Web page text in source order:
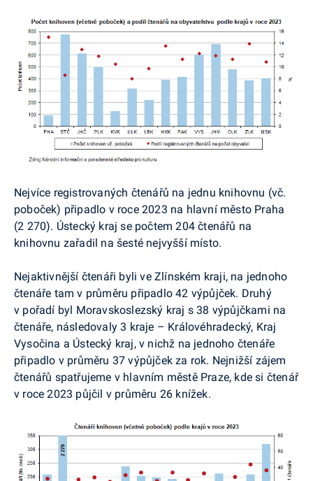
Nejvíce registrovaných čtenářů na jednu knihovnu (vč.
poboček) připadlo v roce 2023 na hlavní město Praha
(2 270). Ústecký kraj se počtem 204 čtenářů na
knihovnu zařadil na šesté nejvyšší místo.
Nejaktivnější čtenáři byli ve Zlínském kraji, na jednoho
čtenáře tam v průměru připadlo 42 výpůjček. Druhý
v pořadí byl Moravskoslezský kraj s 38 výpůjčkami na
čtenáře, následovaly 3 kraje – Královéhradecký, Kraj
Vysočina a Ústecký kraj, v nichž na jednoho čtenáře
připadlo v průměru 37 výpůjček za rok. Nejnižší zájem
čtenářů spatřujeme v hlavním městě Praze, kde si čtenář
v roce 2023 půjčil v průměru 26 knížek.